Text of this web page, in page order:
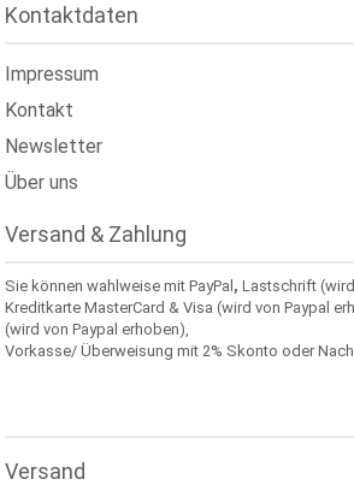
Kontaktdaten
Impressum
Kontakt
Newsletter
Über uns
Versand & Zahlung
Sie können wahlweise mit PayPal,Lastschrift
Kreditkarte MasterCard & Visa (wird von Paypal
(wird von Paypal erhoben),
Vorkasse/ Überweisung mit 2% Skonto oder
Versand